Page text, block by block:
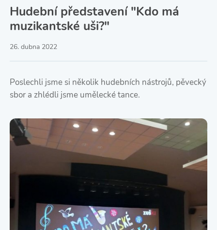
Hudební představení "Kdo má
muzikantské uši?"
26. dubna 2022
Poslechli jsme si několik hudebních nástrojů, pěvecký
sbor a zhlédli jsme umělecké tance.